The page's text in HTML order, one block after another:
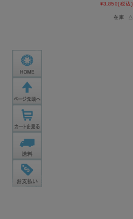
¥3,850(税込)
在庫 △